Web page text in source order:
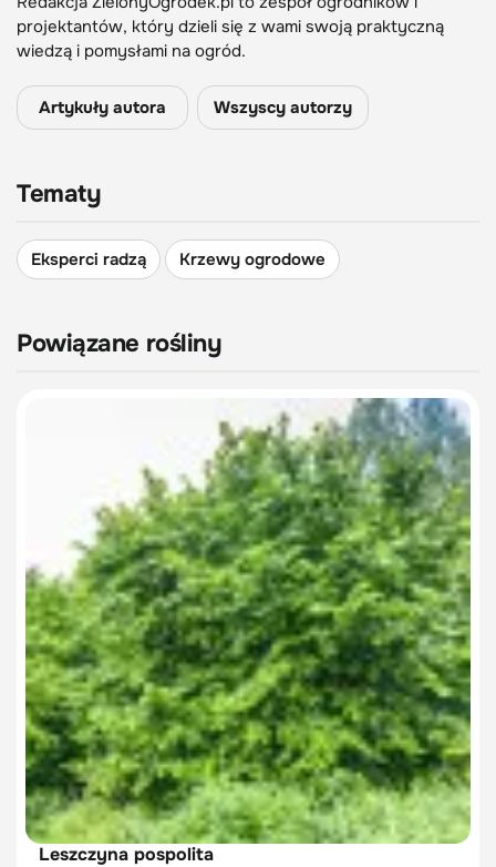
projektantów, który dzieli się z wami swoją praktyczną
wiedzą i pomysłami na ogród.
Artykuły autora Wszyscy autorzy
Tematy
Eksperci radzą Krzewy ogrodowe
Powiązane rośliny
Leszczyna pospolita